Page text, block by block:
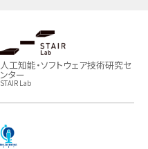
人工知能・ソフトウェア技術研究セ
ンター
STAIR Lab